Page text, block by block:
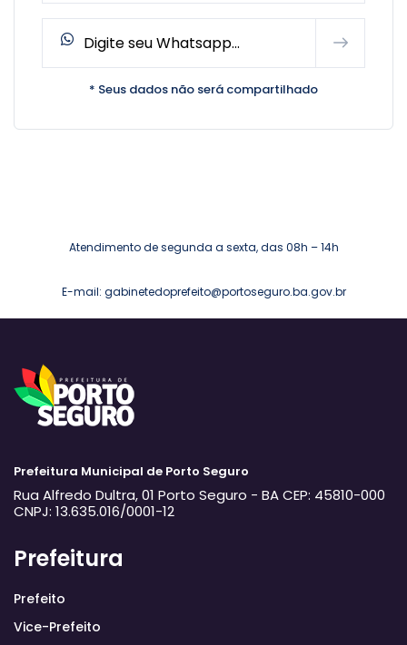
* Seus dados não será compartilhado
Atendimento de segunda a sexta, das 08h – 14h
E-mail: gabinetedoprefeito@portoseguro.ba.gov.br
Prefeitura Municipal de Porto Seguro
Rua Alfredo Dultra, 01 Porto Seguro - BACEP: 45810-000
CNPJ: 13.635.016/0001-12
Prefeitura
Prefeito
Vice-Prefeito